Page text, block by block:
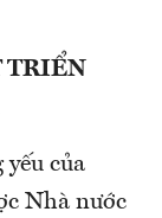
TRIỂN
của
Nhà nước